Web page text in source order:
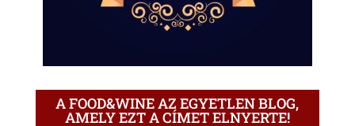
A FOOD&WINE AZ EGYETLEN BLOG,
AMELY EZT A CÍMET ELNYERTE!